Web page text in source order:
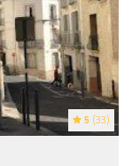
5 (33)